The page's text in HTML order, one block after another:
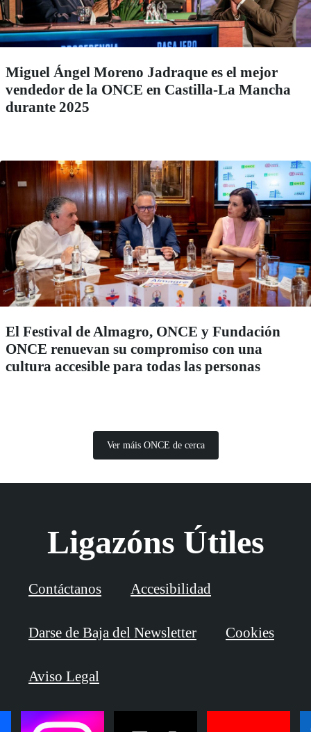
Miguel Ángel Moreno Jadraque es el mejor
vendedor de la ONCE en Castilla-La Mancha
durante 2025
El Festival de Almagro, ONCE y Fundación
ONCE renuevan su compromiso con una
cultura accesible para todas las personas
Ver máis ONCE de cerca
Ligazóns Útiles
Contáctanos Accesibilidad
Darse de Baja del Newsletter Cookies
Aviso Legal